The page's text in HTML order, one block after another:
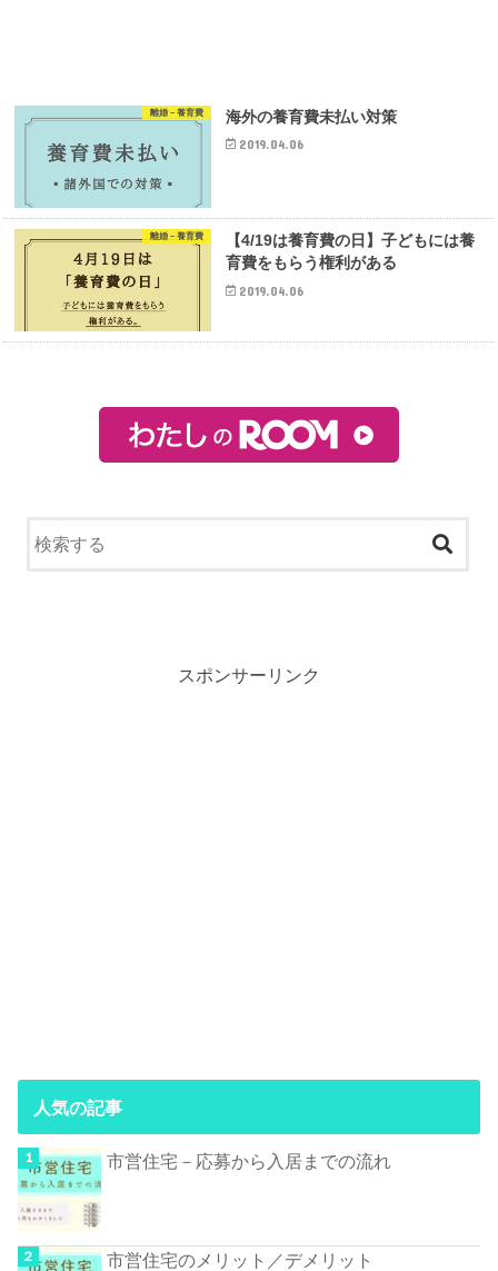
離婚－養育費 海外の養育費未払い対策
2019.04.06
離婚－養育費
【4/19は養育費の日】子どもには養
育費をもらう権利がある
2019.04.06
スポンサーリンク
人気の記事
市営住宅－応募から入居までの流れ
市営住宅のメリット／デメリット